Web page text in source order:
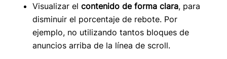
Visualizar el contenido de forma clara, para
disminuir el porcentaje de rebote. Por
ejemplo, no utilizando tantos bloques de
anuncios arriba de la línea de scroll.